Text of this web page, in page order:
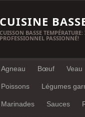
CUISINE
CUISSON BASSE
PROFESSIONNEL PASSIONNÉ!
Agneau Bœuf Veau
Poissons Légumes
Marinades Sauces